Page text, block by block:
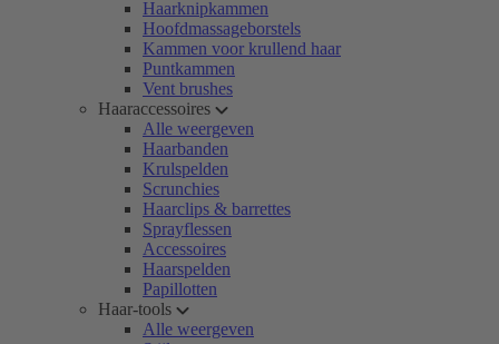
Haarknipkammen
Hoofdmassageborstels
Kammen voor krullend haar
Puntkammen
Vent brushes
Haaraccessoires
Alle weergeven
Haarbanden
Krulspelden
Scrunchies
Haarclips & barrettes
Sprayflessen
Accessoires
Haarspelden
Papillotten
Haar-tools
Alle weergeven